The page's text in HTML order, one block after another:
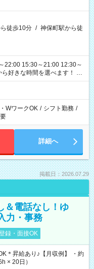
徒歩10分 / 神保町駅から徒
22:00 15:30～21:00 12:30～
WワークOK / シフト勤務 /
詳細へ
掲載日：2026.07.29
＆電話なし！ゆ
力・事務
録・面接OK
＊昇給あり♪【月収例】 ・約
× 20日）